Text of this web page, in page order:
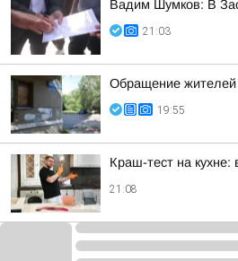
Вадим Шумков: В
21:03
Обращение жителей
19:55
Краш-тест на
21:08